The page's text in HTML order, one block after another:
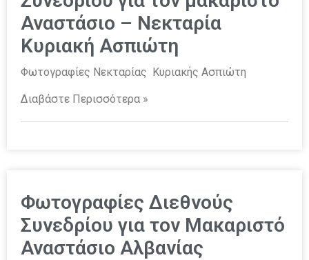
Αναστάσιο – Νεκταρία
Κυριακή Ασπιώτη
Φωτογραφίες Νεκταρίας Κυριακής Ασπιώτη
Διαβάστε Περισσότερα »
Φωτογραφίες Διεθνούς
Συνεδρίου για τον Μακαριστό
Αναστάσιο Αλβανίας